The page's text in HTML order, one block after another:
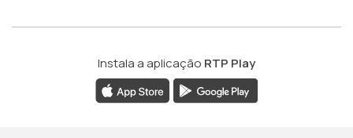
Instala a aplicação RTP Play